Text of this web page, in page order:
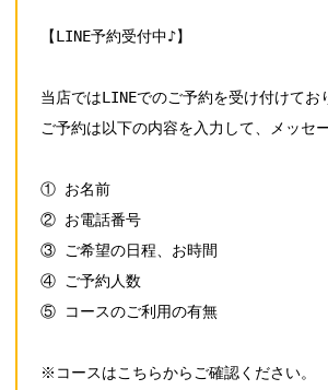
【LINE予約受付中♪】
当店ではLINEでのご予約を受け付けてお
ご予約は以下の内容を入力して、メッセ
① お名前
② お電話番号
③ ご希望の日程、お時間
④ ご予約人数
⑤ コースのご利用の有無
※コースはこちらからご確認ください。